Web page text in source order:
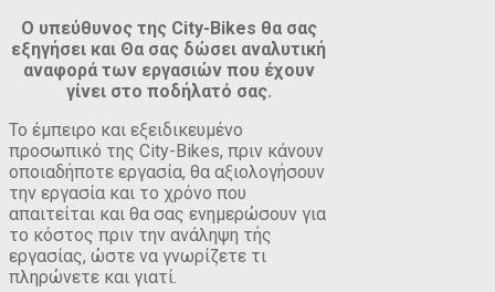
Ο υπεύθυνος της City-Bikes θα σας
εξηγήσει και Θα σας δώσει αναλυτική
αναφορά των εργασιών που έχουν
γίνει στο ποδήλατό σας.
Το έμπειρο και εξειδικευμένο
προσωπικό της City-Bikes, πριν κάνουν
οποιαδήποτε εργασία, θα αξιολογήσουν
την εργασία και το χρόνο που
απαιτείται και θα σας ενημερώσουν για
το κόστος πριν την ανάληψη τής
εργασίας, ώστε να γνωρίζετε τι
πληρώνετε και γιατί.